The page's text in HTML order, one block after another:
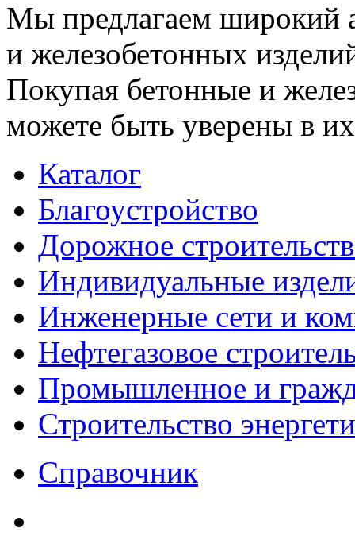
Мы предлагаем широкий
и железобетонных
Покупая бетонные и
можете быть уверены в их
Каталог
Благоустройство
Дорожное
Индивидуальные
Инженерные сети и
Нефтегазовое
Промышленное и
Строительство
Справочник